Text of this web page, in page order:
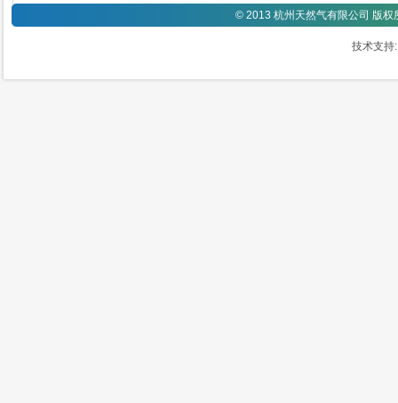
© 2013 杭州天然气有限公司 版权
技术支持: